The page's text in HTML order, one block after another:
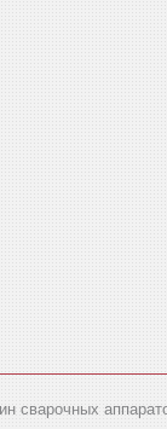
сварочных